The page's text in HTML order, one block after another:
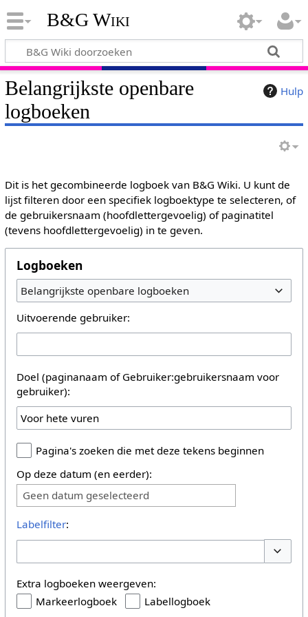
B&G Wiki
Hulp
Belangrijkste openbare
logboeken
Dit is het gecombineerde logboek van B&G Wiki. U kunt de
lijst filteren door een specifiek logboektype te selecteren, of
de gebruikersnaam (hoofdlettergevoelig) of paginatitel
(tevens hoofdlettergevoelig) in te geven.
Logboeken
Belangrijkste openbare logboeken
Uitvoerende gebruiker:
Doel (paginanaam of Gebruiker:gebruikersnaam voor
gebruiker):
Pagina's zoeken die met deze tekens beginnen
Op deze datum (en eerder):
Geen datum geselecteerd
Labelfilter:
Extra logboeken weergeven:
Markeerlogboek
Labellogboek